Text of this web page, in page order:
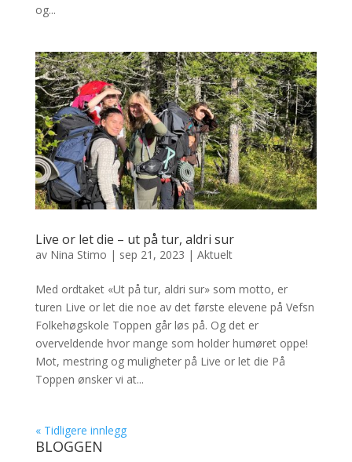
og...
Live or let die – ut på tur, aldri sur
av Nina Stimo | sep 21, 2023 | Aktuelt
Med ordtaket «Ut på tur, aldri sur» som motto, er
turen Live or let die noe av det første elevene på Vefsn
Folkehøgskole Toppen går løs på. Og det er
overveldende hvor mange som holder humøret oppe!
Mot, mestring og muligheter på Live or let die På
Toppen ønsker vi at...
« Tidligere innlegg
BLOGGEN